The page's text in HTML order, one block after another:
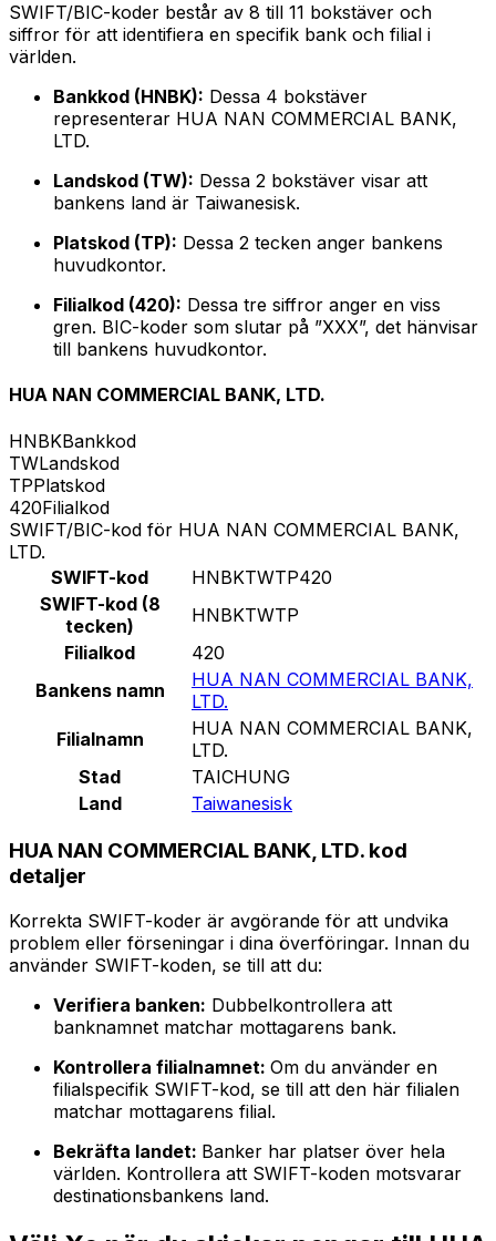
SWIFT/BIC-koder består av 8 till 11 bokstäver och
siffror för att identifiera en specifik bank och filial i
världen.
Bankkod (HNBK): Dessa 4 bokstäver
representerar HUA NAN COMMERCIAL BANK,
LTD.
Landskod (TW): Dessa 2 bokstäver visar att
bankens land är Taiwanesisk.
Platskod (TP): Dessa 2 tecken anger bankens
huvudkontor.
Filialkod (420): Dessa tre siffror anger en viss
gren. BIC-koder som slutar på ”XXX”, det hänvisar
till bankens huvudkontor.
HUA NAN COMMERCIAL BANK, LTD.
HNBKBankkod
TWLandskod
TPPlatskod
420Filialkod
SWIFT/BIC-kod för HUA NAN COMMERCIAL BANK,
LTD.
SWIFT-kod
HNBKTWTP420
SWIFT-kod (8
tecken)
HNBKTWTP
Filialkod
420
Bankens namn
HUA NAN COMMERCIAL BANK,
LTD.
Filialnamn
HUA NAN COMMERCIAL BANK,
LTD.
Stad
TAICHUNG
Land
Taiwanesisk
HUA NAN COMMERCIAL BANK, LTD. kod
detaljer
Korrekta SWIFT-koder är avgörande för att undvika
problem eller förseningar i dina överföringar. Innan du
använder SWIFT-koden, se till att du:
Verifiera banken: Dubbelkontrollera att
banknamnet matchar mottagarens bank.
Kontrollera filialnamnet: Om du använder en
filialspecifik SWIFT-kod, se till att den här filialen
matchar mottagarens filial.
Bekräfta landet: Banker har platser över hela
världen. Kontrollera att SWIFT-koden motsvarar
destinationsbankens land.